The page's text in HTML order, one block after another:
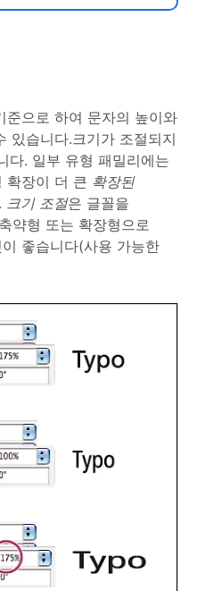
준으로 하여 문자의 높이와
있습니다.크기가 조절되지
다. 일부 유형 패밀리에는
확장이 더 큰 확장된
크기 조절은 글꼴을
약형 또는 확장형으로
좋습니다(사용 가능한